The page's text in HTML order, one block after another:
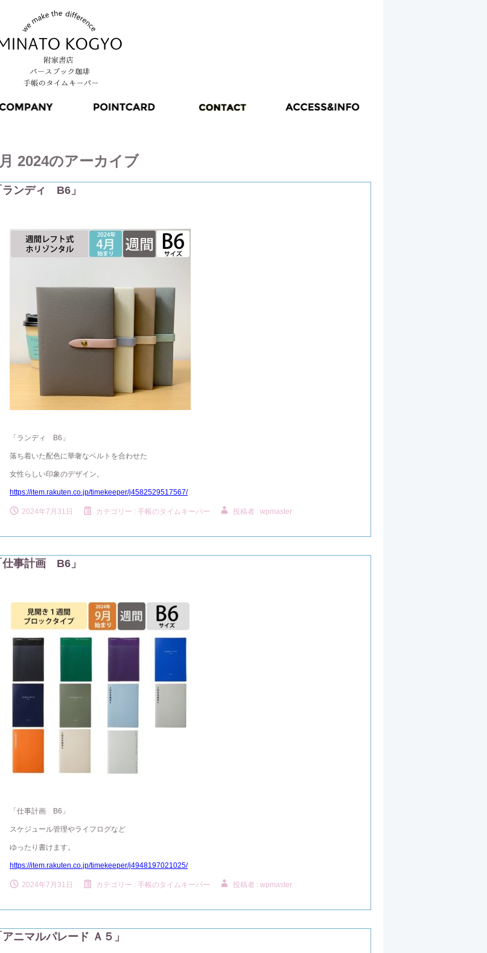
2024のアーカイブ
ランディ B6」
「ランディ B6」
落ち着いた配色に華奢なベルトを合わせた
女性らしい印象のデザイン。
https://item.rakuten.co.jp/timekeeper/j4582529517567/
2024年7月31日 カテゴリー : 手帳のタイムキーパー 投稿者 : wpmaster
仕事計画 B6」
「仕事計画 B6」
スケジュール管理やライフログなど
ゆったり書けます。
https://item.rakuten.co.jp/timekeeper/j4948197021025/
2024年7月31日 カテゴリー : 手帳のタイムキーパー 投稿者 : wpmaster
アニマルパレード Ａ５」